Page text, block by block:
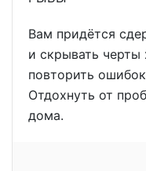
Вам придётся
и скрывать черты
повторить
Отдохнуть от
дома.